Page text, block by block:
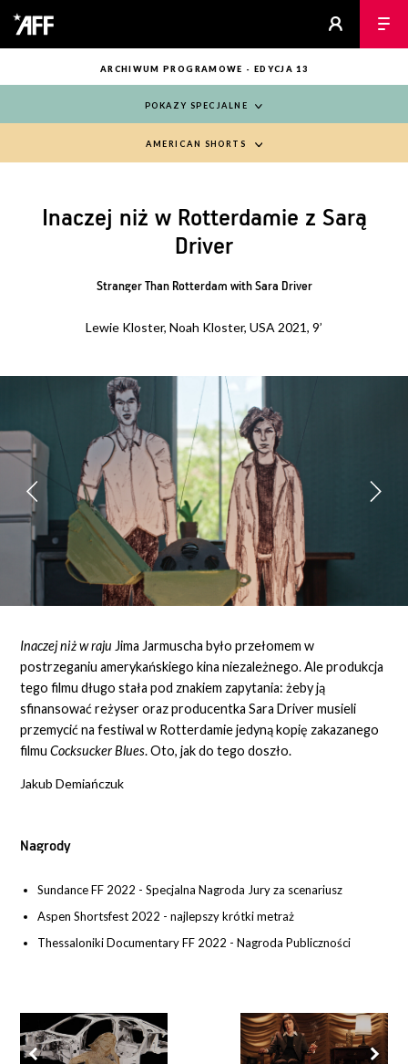
ARCHIWUM PROGRAMOWE - EDYCJA 13
POKAZY SPECJALNE
AMERICAN SHORTS
Inaczej niż w Rotterdamie z Sarą
Driver
Stranger Than Rotterdam with Sara Driver
Lewie Kloster, Noah Kloster, USA 2021, 9’
Inaczej niż w raju Jima Jarmuscha było przełomem w
postrzeganiu amerykańskiego kina niezależnego. Ale produkcja
tego filmu długo stała pod znakiem zapytania: żeby ją
sfinansować reżyser oraz producentka Sara Driver musieli
przemycić na festiwal w Rotterdamie jedyną kopię zakazanego
filmuCocksucker Blues. Oto, jak do tego doszło.
Jakub Demiańczuk
Nagrody
Sundance FF 2022 - Specjalna Nagroda Jury za scenariusz
Aspen Shortsfest 2022 - najlepszy krótki metraż
Thessaloniki Documentary FF 2022 - Nagroda Publiczności